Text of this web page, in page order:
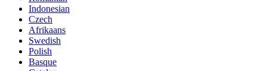
Indonesian
Czech
Afrikaans
Swedish
Polish
Basque